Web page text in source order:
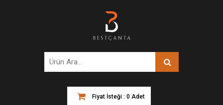
Fiyat İsteği : 0 Adet